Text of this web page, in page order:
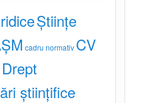
Științe
cadru normativ CV
Drept
științifice